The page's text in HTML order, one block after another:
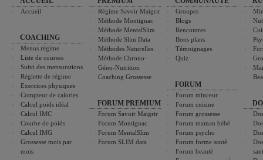
Accueil
COACHING
Menus régime
Liste de courses
Suivi des mensurations
Réglette de régime
Exercices physiques
Compteur de calories
Calcul poids idéal
Calcul IMC
Courbe de poids
Calcul IMG
Grossesse mois par
mois
Régime Savoir Maigrir
Méthode Montignac
Méthode MentalSlim
Méthode Slim Data
Méthodes Naturelles
Méthode Chrono-
Géno-Nutrition
Coaching Grossesse
FORUM PREMIUM
Forum Savoir Maigrir
Forum Montignac
Forum MentalSlim
Forum SLIM data
Groupes
Blogs
Rencontres
Bons plans
Témoignages
Quiz
FORUM
Forum minceur
Forum cuisine
Forum grossesse
Forum maman bébé
Forum psycho
Forum forme santé
Forum beauté